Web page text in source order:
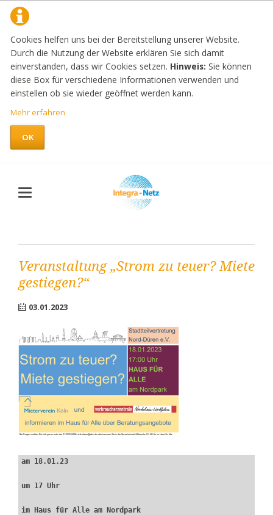
Cookies helfen uns bei der Bereitstellung unserer Website.
Durch die Nutzung der Website erklären Sie sich damit
einverstanden, dass wir Cookies setzen. Hinweis: Sie können
diese Box für verschiedene Informationen verwenden und
einstellen ob sie wieder geöffnet werden kann.
Mehr erfahren
OK
Veranstaltung „Strom zu teuer? Miete
gestiegen?“
03.01.2023
am 18.01.23
um 17 Uhr
im Haus für Alle am Nordpark